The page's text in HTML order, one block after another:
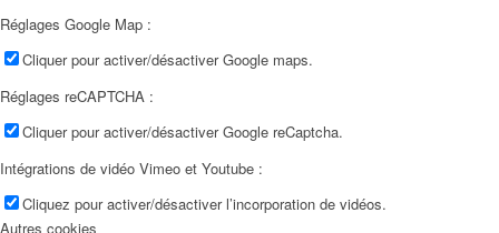
Réglages Google Map :
Cliquer pour activer/désactiver Google maps.
Réglages reCAPTCHA :
Cliquer pour activer/désactiver Google reCaptcha.
Intégrations de vidéo Vimeo et Youtube :
Cliquez pour activer/désactiver l’incorporation de vidéos.
Autres cookies